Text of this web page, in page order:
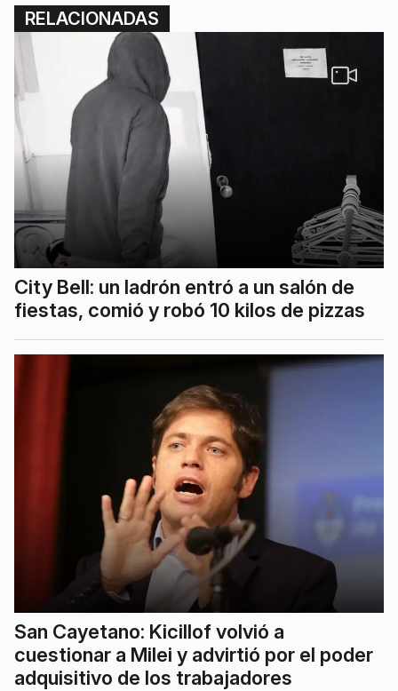
RELACIONADAS
City Bell: un ladrón entró a un salón de
fiestas, comió y robó 10 kilos de pizzas
San Cayetano: Kicillof volvió a
cuestionar a Milei y advirtió por el poder
adquisitivo de los trabajadores